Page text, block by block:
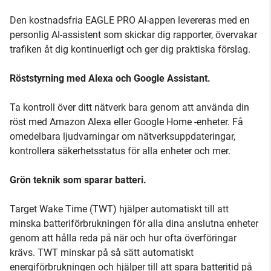
Den kostnadsfria EAGLE PRO AI-appen levereras med en
personlig AI-assistent som skickar dig rapporter, övervakar
trafiken åt dig kontinuerligt och ger dig praktiska förslag.
Röststyrning med Alexa och Google Assistant.
Ta kontroll över ditt nätverk bara genom att använda din
röst med Amazon Alexa eller Google Home -enheter. Få
omedelbara ljudvarningar om nätverksuppdateringar,
kontrollera säkerhetsstatus för alla enheter och mer.
Grön teknik som sparar batteri.
Target Wake Time (TWT) hjälper automatiskt till att
minska batteriförbrukningen för alla dina anslutna enheter
genom att hålla reda på när och hur ofta överföringar
krävs. TWT minskar på så sätt automatiskt
energiförbrukningen och hjälper till att spara batteritid på